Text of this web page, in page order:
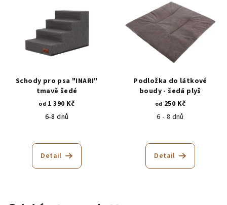
Schody pro psa "INARI"
tmavě šedé
od 1 390 Kč
6-8 dnů
hodnocení
produktu
Detail
Podložka do látkové
boudy - šedá plyš
od 250 Kč
6 - 8 dnů
Detail